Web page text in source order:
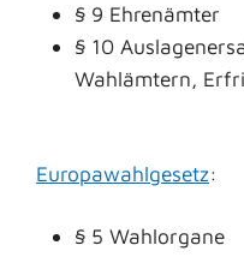
§ 9 Ehrenämter
§ 10
Wahlämtern,
Europawahlgesetz:
§ 5 Wahlorgane